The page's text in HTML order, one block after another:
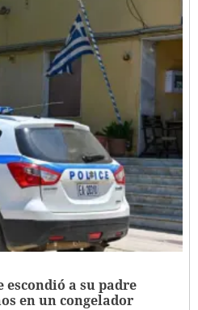
escondió a su padre
en un congelador